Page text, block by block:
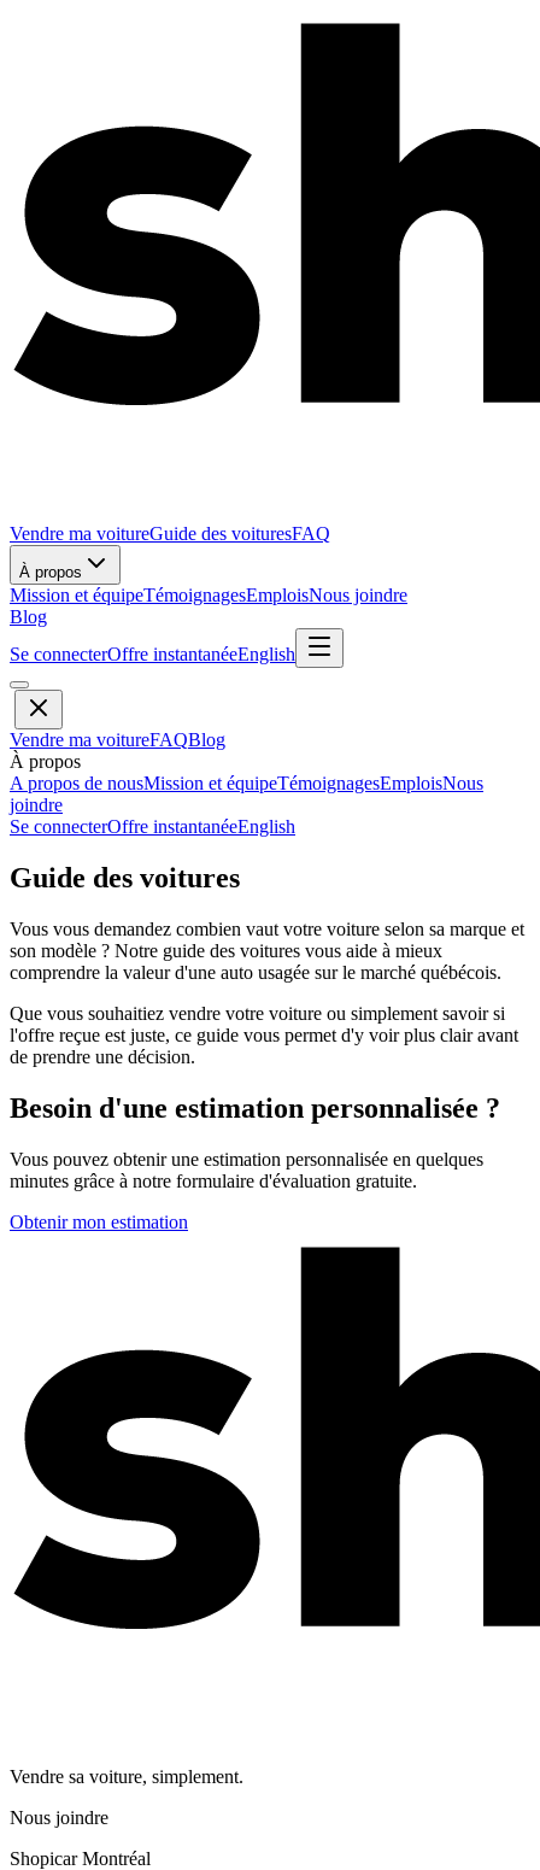
Vendre ma voitureGuide des voituresFAQ
À propos
Mission et équipeTémoignagesEmploisNous joindre
Blog
Se connecterOffre instantanéeEnglish
Vendre ma voitureFAQBlog
À propos
A propos de nousMission et équipeTémoignagesEmploisNous
joindre
Se connecterOffre instantanéeEnglish
Guide des voitures
Vous vous demandez combien vaut votre voiture selon sa marque et
son modèle ? Notre guide des voitures vous aide à mieux
comprendre la valeur d'une auto usagée sur le marché québécois.
Que vous souhaitiez vendre votre voiture ou simplement savoir si
l'offre reçue est juste, ce guide vous permet d'y voir plus clair avant
de prendre une décision.
Besoin d'une estimation personnalisée ?
Vous pouvez obtenir une estimation personnalisée en quelques
minutes grâce à notre formulaire d'évaluation gratuite.
Obtenir mon estimation
Vendre sa voiture, simplement.
Nous joindre
Shopicar Montréal